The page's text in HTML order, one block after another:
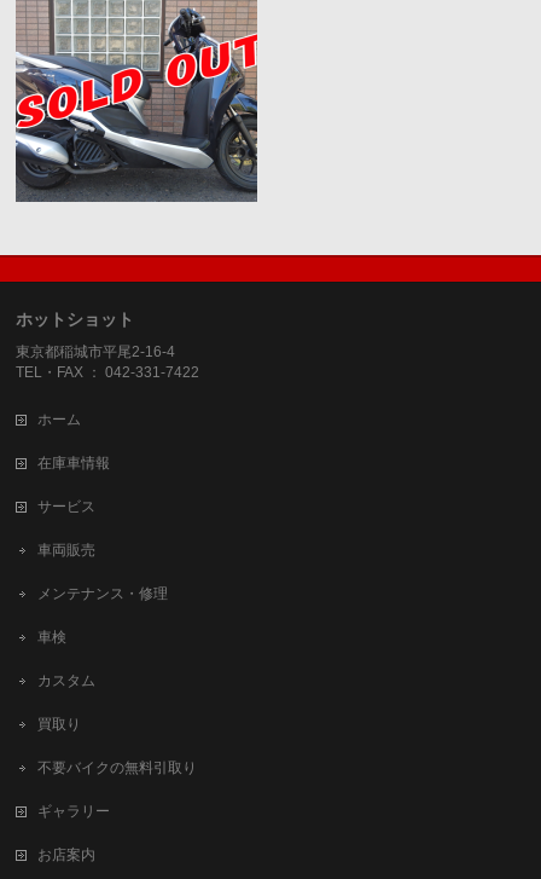
ホットショット
東京都稲城市平尾2-16-4
TEL・FAX ： 042-331-7422
ホーム
在庫車情報
サービス
車両販売
メンテナンス・修理
車検
カスタム
買取り
不要バイクの無料引取り
ギャラリー
お店案内